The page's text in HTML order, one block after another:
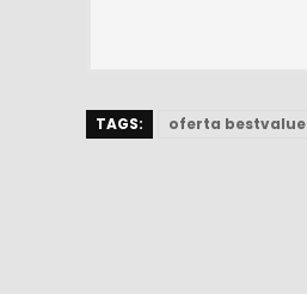
TAGS: oferta bestvalue